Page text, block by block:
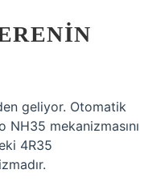
geliyor. Otomatik
NH35 mekanizmasını
4R35